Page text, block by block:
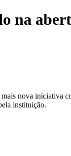
na
nova iniciativa
instituição.